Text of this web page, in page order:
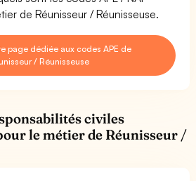
de Réunisseur / Réunisseuse.
page dédiée aux codes APE de
/ Réunisseuse
civiles
le métier de Réunisseur /